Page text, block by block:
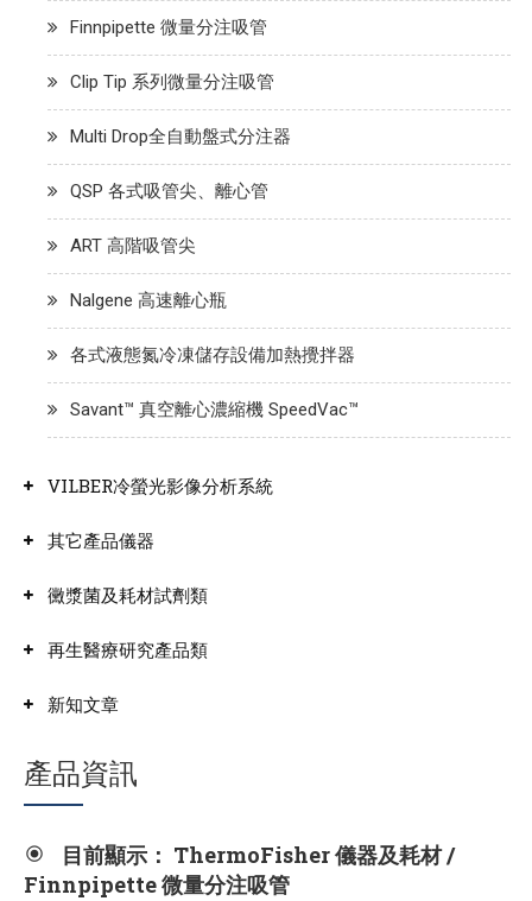
Finnpipette 微量分注吸管
Clip Tip 系列微量分注吸管
Multi Drop全自動盤式分注器
QSP 各式吸管尖、離心管
ART 高階吸管尖
Nalgene 高速離心瓶
各式液態氮冷凍儲存設備加熱攪拌器
Savant™ 真空離心濃縮機 SpeedVac™
VILBER冷螢光影像分析系統
其它產品儀器
黴漿菌及耗材試劑類
再生醫療研究產品類
新知文章
產品資訊
目前顯示： ThermoFisher 儀器及耗材 /
Finnpipette 微量分注吸管